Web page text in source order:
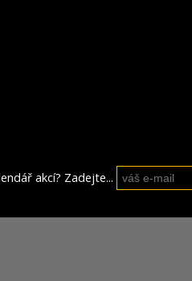
akcí? Zadejte...